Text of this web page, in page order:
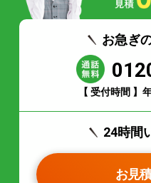
お急ぎ
【 受付時間 】
24時間
お見